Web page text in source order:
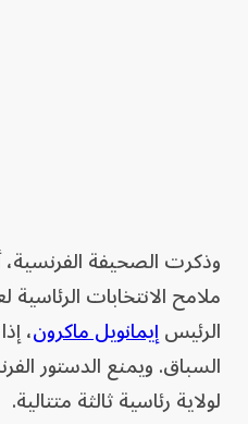
وذكرت الصحيفة الفرنسية،
الرئيسإيمانويل ماكرون،
السباق. ويمنع الدستور
لولاية رئاسية ثالثة متتالية.